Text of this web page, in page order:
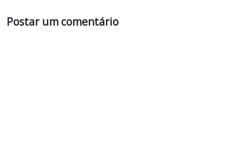
Postar um comentário